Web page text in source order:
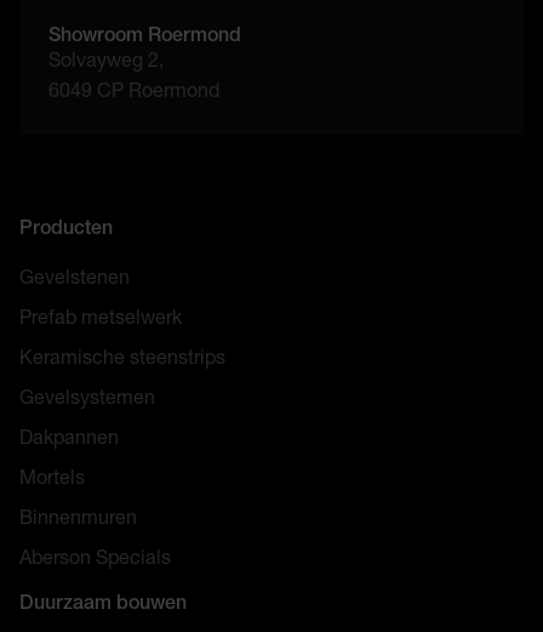
Showroom Roermond
Solvayweg 2,
6049 CP Roermond
Producten
Gevelstenen
Prefab metselwerk
Keramische steenstrips
Gevelsystemen
Dakpannen
Mortels
Binnenmuren
Aberson Specials
Duurzaam bouwen